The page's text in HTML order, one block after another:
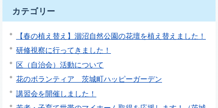
カテゴリー
【春の植え替え】涸沼自然公園の花壇を植え替えました！
研修視察に行ってきました！
区（自治会）活動について
花のボランティア 茨城町ハッピーガーデン
講習会を開催しました！